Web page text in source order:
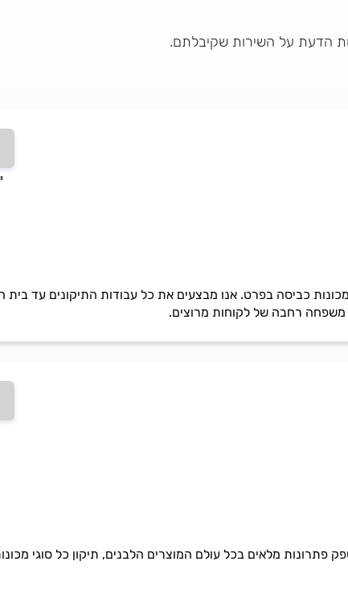
הדעת על השירות שקיבלתם.
כביסה בפרט. אנו מבצעים את כל עבודות התיקונים עד בית
משפחה רחבה של לקוחות מרוצים.
פתרונות מלאים בכל עולם המוצרים הלבנים, תיקון כל סוגי